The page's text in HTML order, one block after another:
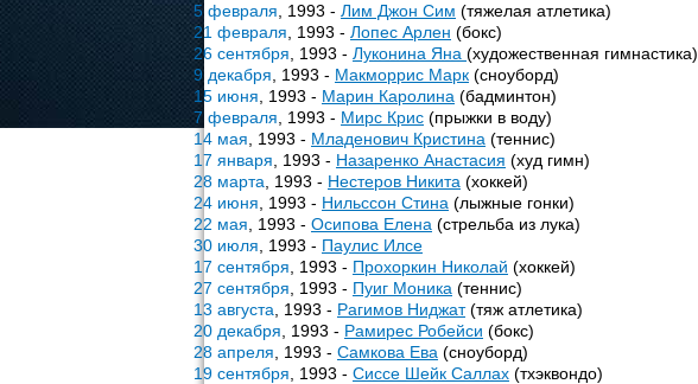
5 февраля , 1993 - Лим Джон Сим (тяжелая атлетика)
21 февраля , 1993 - Лопес Арлен (бокс)
26 сентября , 1993 - Луконина Яна (художественная гимнастика)
9 декабря , 1993 - Макморрис Марк (сноуборд)
15 июня , 1993 - Марин Каролина (бадминтон)
7 февраля , 1993 - Мирс Крис (прыжки в воду)
14 мая , 1993 - Младенович Кристина (теннис)
17 января , 1993 - Назаренко Анастасия (худ гимн)
28 марта , 1993 - Нестеров Никита (хоккей)
24 июня , 1993 - Нильссон Стина (лыжные гонки)
22 мая , 1993 - Осипова Елена (стрельба из лука)
30 июля , 1993 - Паулис Илсе
17 сентября , 1993 - Прохоркин Николай (хоккей)
27 сентября , 1993 - Пуиг Моника (теннис)
13 августа , 1993 - Рагимов Ниджат(тяж атлетика)
20 декабря , 1993 - Рамирес Робейси (бокс)
28 апреля , 1993 - Самкова Ева (сноуборд)
19 сентября , 1993 - Сиссе Шейк Саллах (тхэквондо)